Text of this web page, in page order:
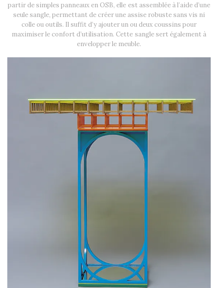
partir de simples panneaux en OSB, elle est assemblée à l’aide d’une
seule sangle, permettant de créer une assise robuste sans vis ni
colle ou outils. Il suffit d’y ajouter un ou deux coussins pour
maximiser le confort d’utilisation. Cette sangle sert également à
envelopper le meuble.